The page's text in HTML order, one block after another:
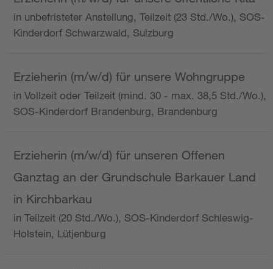
in unbefristeter Anstellung, Teilzeit (23 Std./Wo.), SOS-
Kinderdorf Schwarzwald, Sulzburg
Erzieherin (m/w/d) für unsere Wohngruppe
in Vollzeit oder Teilzeit (mind. 30 - max. 38,5 Std./Wo.),
SOS-Kinderdorf Brandenburg, Brandenburg
Erzieherin (m/w/d) für unseren Offenen
Ganztag an der Grundschule Barkauer Land
in Kirchbarkau
in Teilzeit (20 Std./Wo.), SOS-Kinderdorf Schleswig-
Holstein, Lütjenburg